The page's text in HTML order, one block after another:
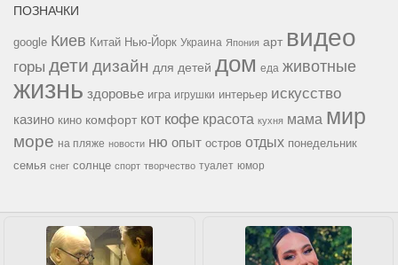
ПОЗНАЧКИ
google Киев Китай Нью-Йорк Украина Япония арт видео
горы дети дизайн для детей дом еда животные
жизнь здоровье игра игрушки интерьер искусство
казино кино комфорт кот кофе красота кухня мама мир
море на пляже новости ню опыт остров отдых понедельник
семья снег солнце спорт творчество туалет юмор